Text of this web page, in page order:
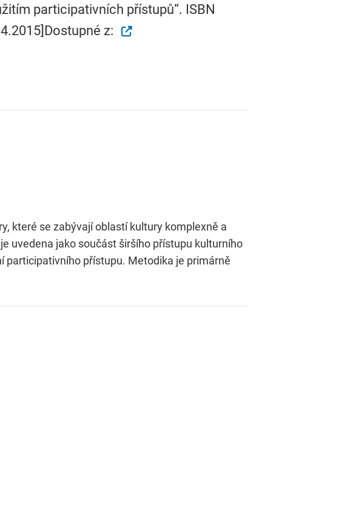
participativních přístupů“. ISBN
z:
které se zabývají oblastí kultury komplexně a
uvedena jako součást širšího přístupu kulturního
participativního přístupu. Metodika je primárně